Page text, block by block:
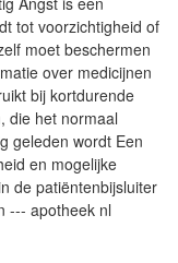
tot voorzichtigheid of
moet beschermen
over medicijnen
bij kortdurende
die het normaal
geleden wordt Een
en mogelijke
de patiëntenbijsluiter
--- apotheek nl